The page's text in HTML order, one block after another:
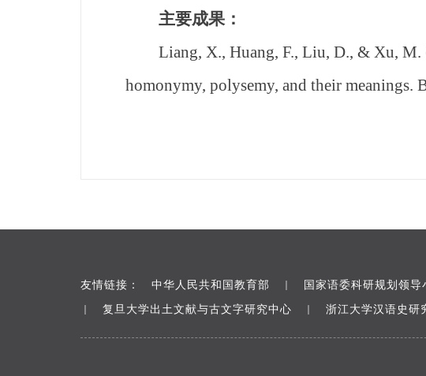
主要成果：
Liang, X., Huang, F., Liu, D., & Xu,
homonymy, polysemy, and their meanings.
友情链接： 中华人民共和国教育部 国家语委科研规划领导
复旦大学出土文献与古文字研究中心 浙江大学汉语史研